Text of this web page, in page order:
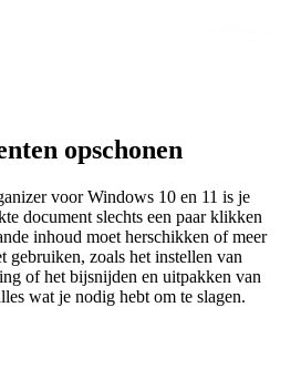
opschonen
voor Windows 10 en 11 is je
document slechts een paar klikken
inhoud moet herschikken of meer
gebruiken, zoals het instellen van
of het bijsnijden en uitpakken van
wat je nodig hebt om te slagen.